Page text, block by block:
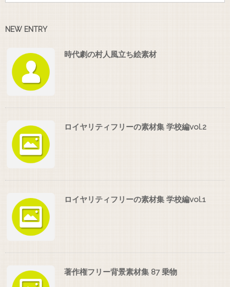
NEW ENTRY
時代劇の村人風立ち絵素材
ロイヤリティフリーの素材集 学校編vol.2
ロイヤリティフリーの素材集 学校編vol.1
著作権フリー背景素材集 87 乗物